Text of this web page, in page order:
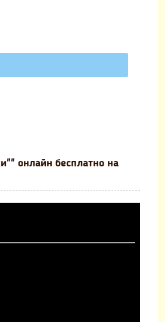
онлайн бесплатно на